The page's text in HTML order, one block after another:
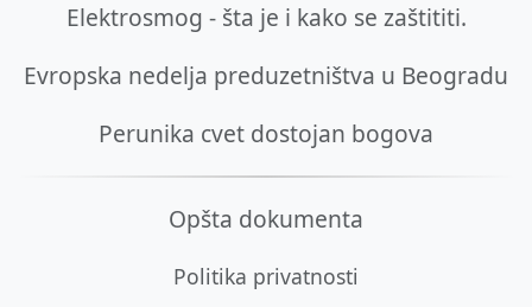
Elektrosmog - šta je i kako se zaštititi.
Evropska nedelja preduzetništva u Beogradu
Perunika cvet dostojan bogova
Opšta dokumenta
Politika privatnosti